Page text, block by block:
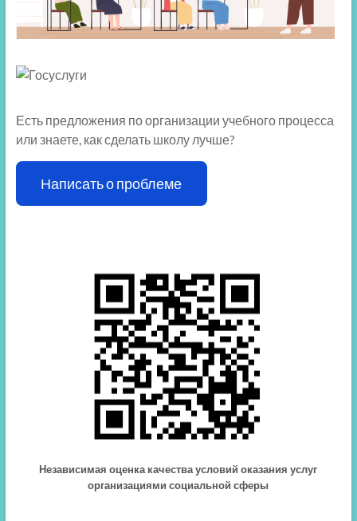
Есть предложения по организации учебного процесса
или знаете, как сделать школу лучше?
Написать о проблеме
Независимая оценка качества условий оказания услуг
организациями социальной сферы